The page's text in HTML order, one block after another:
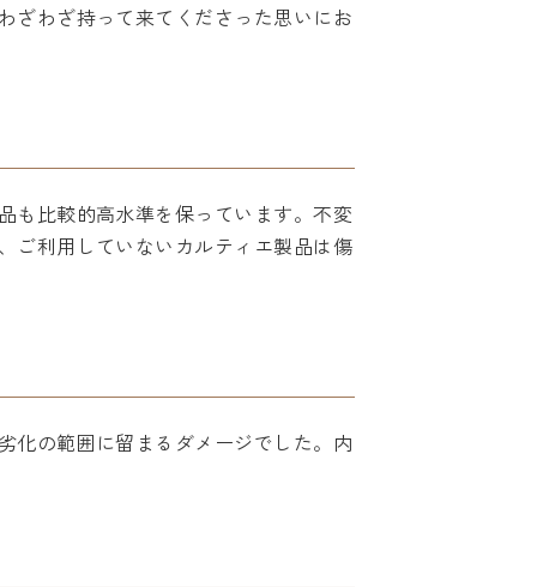
ざわざ持って来てくださった思いにお
も比較的高水準を保っています。不変
ご利用していないカルティエ製品は傷
化の範囲に留まるダメージでした。内